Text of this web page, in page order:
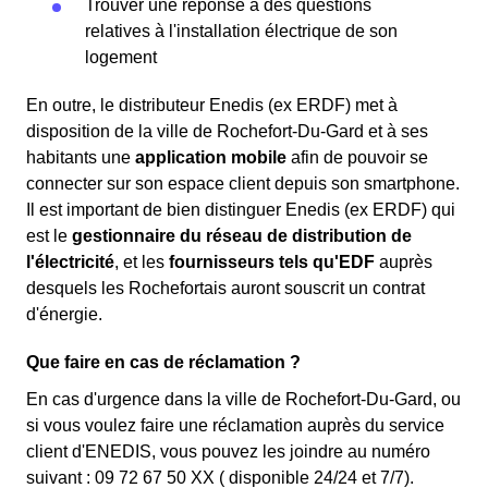
Trouver une réponse à des questions
relatives à l'installation électrique de son
logement
En outre, le distributeur Enedis (ex ERDF) met à
disposition de la ville de Rochefort-Du-Gard et à ses
habitants une application mobile afin de pouvoir se
connecter sur son espace client depuis son smartphone.
Il est important de bien distinguer Enedis (ex ERDF) qui
est le gestionnaire du réseau de distribution de
l'électricité, et les fournisseurs tels qu'EDF auprès
desquels les Rochefortais auront souscrit un contrat
d'énergie.
Que faire en cas de réclamation ?
En cas d'urgence dans la ville de Rochefort-Du-Gard, ou
si vous voulez faire une réclamation auprès du service
client d'ENEDIS, vous pouvez les joindre au numéro
suivant : 09 72 67 50 XX ( disponible 24/24 et 7/7).